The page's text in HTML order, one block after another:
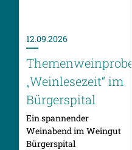
12.09.2026
Themenweinprobe
„Weinlesezeit“ im
Bürgerspital
Ein spannender
Weinabend im Weingut
Bürgerspital